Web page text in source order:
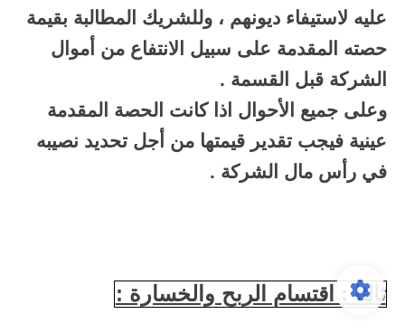
عليه لاستيفاء ديونهم ، وللشريك المطالبة بقيمة
حصته المقدمة على سبيل الانتفاع من أموال
الشركة قبل القسمة .
وعلى جميع الأحوال اذا كانت الحصة المقدمة
عينية فيجب تقدير قيمتها من أجل تحديد نصيبه
في رأس مال الشركة .
ثالثا : اقتسام الربح والخسارة :